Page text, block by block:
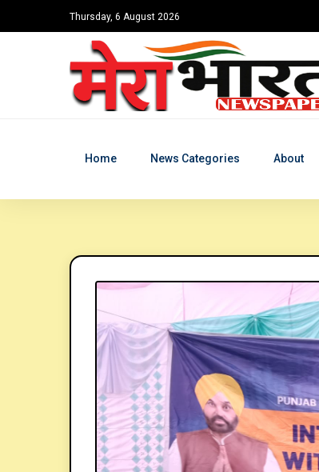
Thursday, 6 August 2026
Home News Categories About